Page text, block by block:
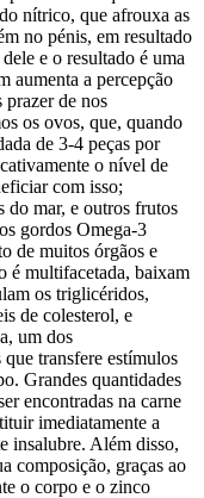
nítrico, que afrouxa as
no pénis, em resultado
e o resultado é uma
aumenta a percepção
prazer de nos
os ovos, que, quando
de 3-4 peças por
o nível de
com isso;
do mar, e outros frutos
gordos Omega-3
de muitos órgãos e
é multifacetada, baixam
os triglicéridos,
de colesterol, e
um dos
transfere estímulos
Grandes quantidades
encontradas na carne
imediatamente a
insalubre. Além disso,
composição, graças ao
o corpo e o zinco